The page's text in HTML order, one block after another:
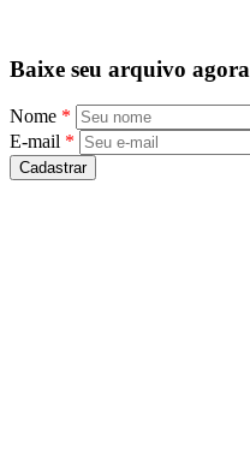
Baixe seu arquivo
Nome *
E-mail *
Cadastrar